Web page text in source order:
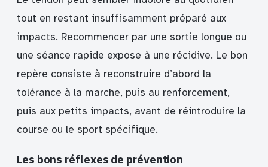
tout en restant insuffisamment préparé aux
impacts. Recommencer par une sortie longue ou
une séance rapide expose à une récidive. Le bon
repère consiste à reconstruire d’abord la
tolérance à la marche, puis au renforcement,
puis aux petits impacts, avant de réintroduire la
course ou le sport spécifique.
Les bons réflexes de prévention